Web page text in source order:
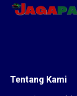
Tentang Kami